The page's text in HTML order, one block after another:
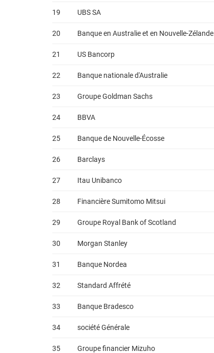
19 UBS SA
20 Banque en Australie et en Nouvelle-Zélande
21 US Bancorp
22 Banque nationale d'Australie
23 Groupe Goldman Sachs
24 BBVA
25 Banque de Nouvelle-Écosse
26 Barclays
27 Itau Unibanco
28 Financière Sumitomo Mitsui
29 Groupe Royal Bank of Scotland
30 Morgan Stanley
31 Banque Nordea
32 Standard Affrété
33 Banque Bradesco
34 société Générale
35 Groupe financier Mizuho